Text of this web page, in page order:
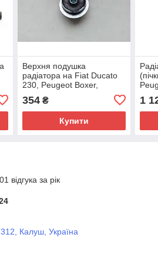
Верхня подушка
радіатора на Fiat Ducato
230, Peugeot Boxer,
2002), 1321001080,
122127, GP, Італія
354₴
Купити
1
відгука за рік
Калуш, Україна